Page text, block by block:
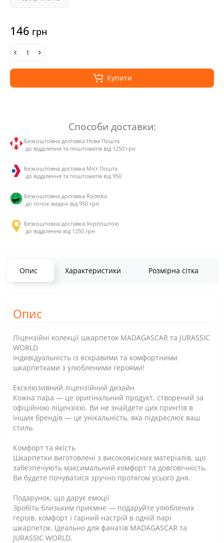
146 грн
Купити
Способи доставки:
Безкоштовна доставка Нова Пошта
до відділення та поштоматів від 1250 грн
Безкоштовна доставка Міст Пошта
до відділення та поштоматів від 950
Безкоштовна доставка Rozetka
до точок видачі від 950 грн
Безкоштовна доставка Укрпоштою
до відділення від 1250 грн
Опис Характеристики Розмірна сітка
Опис
Ліцензійні колекції шкарпеток MADAGASCAR та JURASSIC
WORLD
Індивідуальність із яскравими та комфортними
шкарпетками з улюбленими героями!
Ексклюзивний ліцензійний дизайн
Кожна пара — це оригінальний продукт, створений за
офіційною ліцензією. Ви не знайдете цих принтів в
інших брендів — це унікальність, яка підкреслює ваш
стиль.
Комфорт та якість
Шкарпетки виготовлені з високоякісних матеріалів, що
забезпечують максимальний комфорт та довговічність.
Ви будете почуватися зручно протягом усього дня.
Подарунок, що дарує емоції
Зробіть близьким приємне — подаруйте улюблених
героїв, комфорт і гарний настрій в одній парі
шкарпеток. Ідеально для фанатів MADAGASCAR та
JURASSIC WORLD.